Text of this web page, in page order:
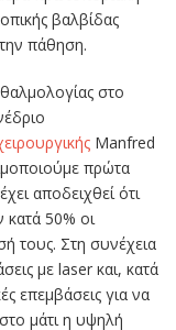
βαλβίδας
πάθηση.
στο
Manfred
πρώτα
αποδειχθεί ότι
50% οι
τους. Στη συνέχεια
με laser και, κατά
επεμβάσεις για να
μάτι η υψηλή